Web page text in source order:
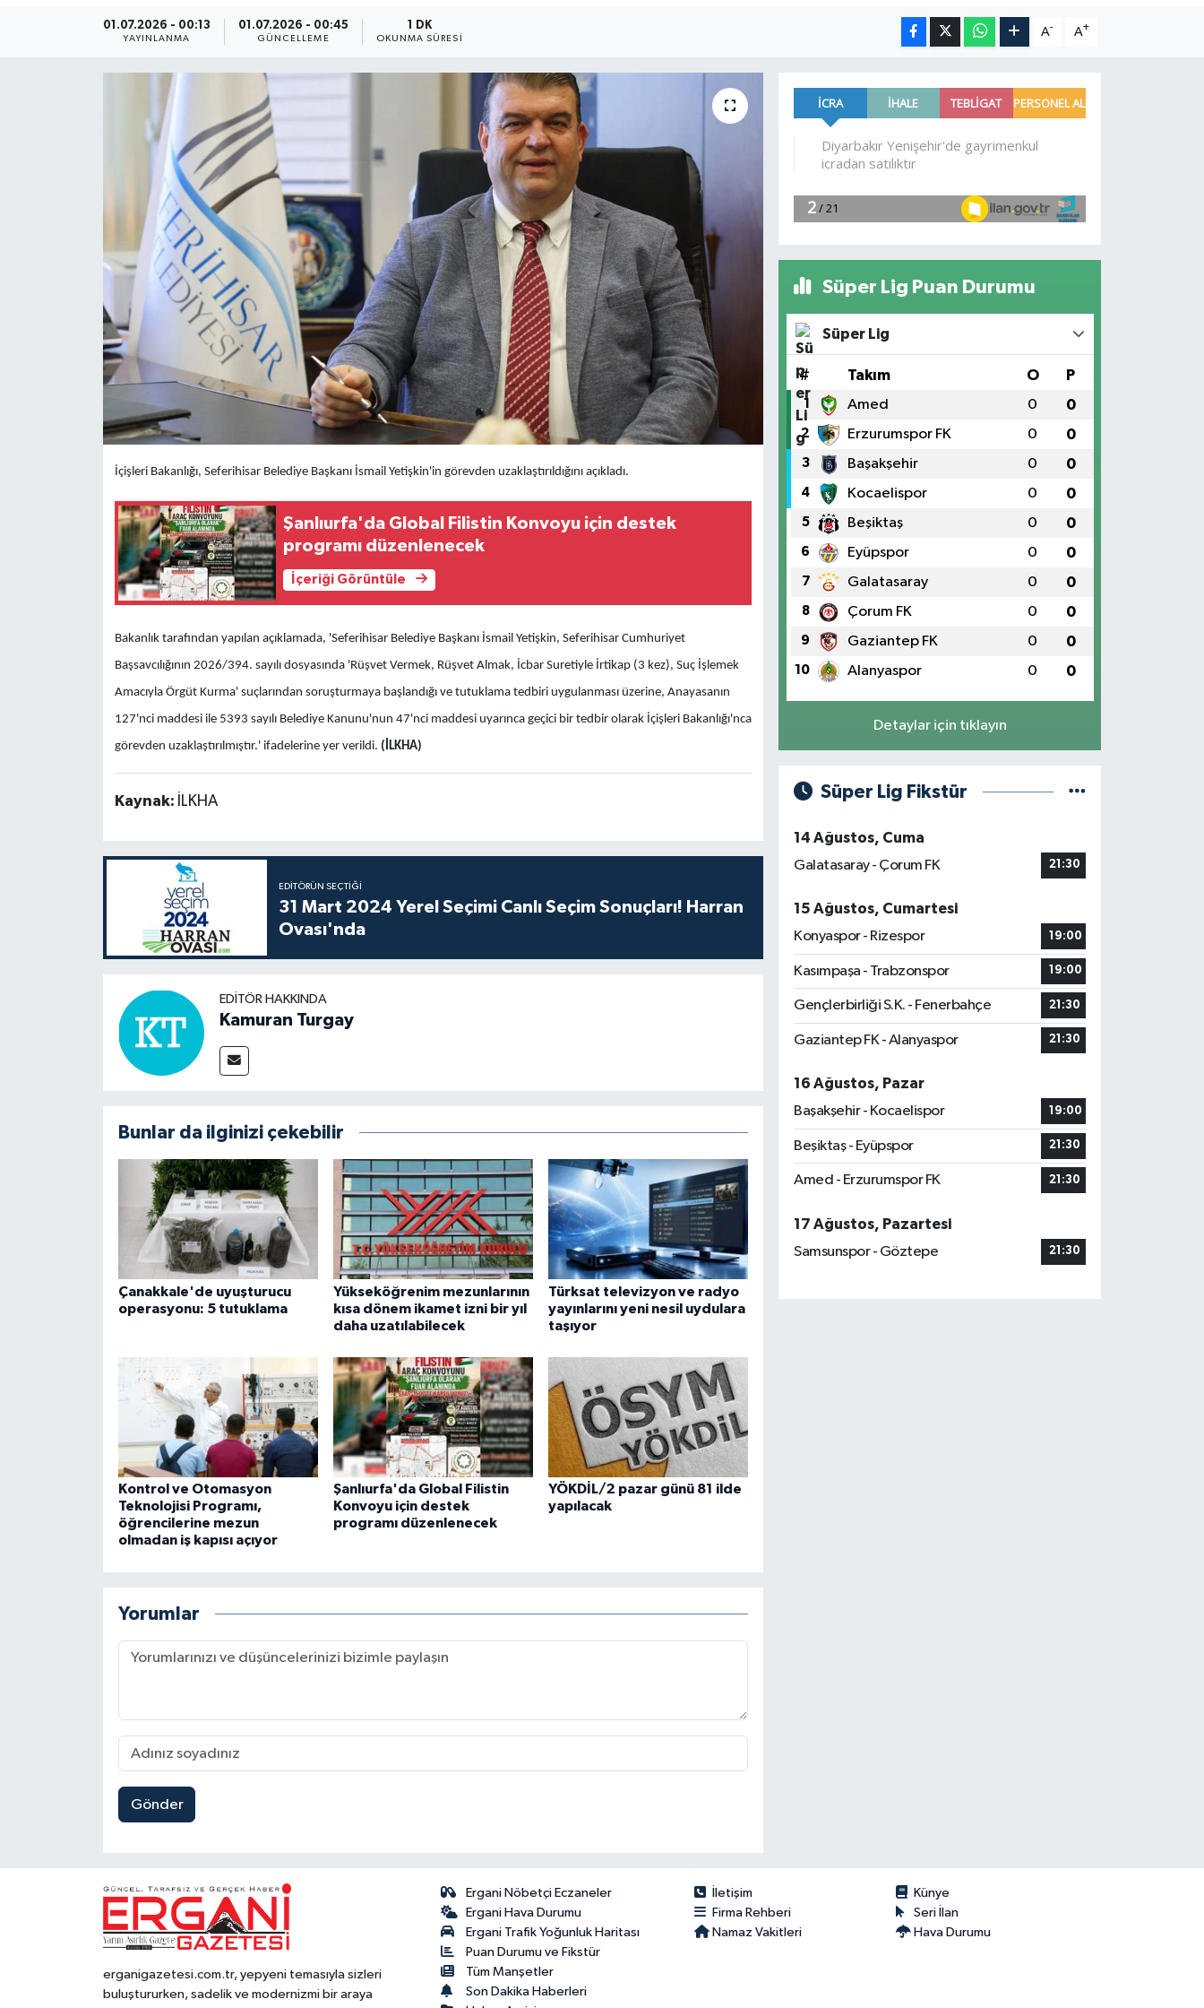
01.07.2026 - 00:13
YAYINLANMA
01.07.2026 - 00:45
GÜNCELLEME
1 DK
OKUNMA SÜRESI
A- A+
İçişleri Bakanlığı, Seferihisar Belediye Başkanı İsmail Yetişkin'in görevden uzaklaştırıldığını açıkladı.
Şanlıurfa'da Global Filistin Konvoyu için destek
programı düzenlenecek
İçeriği Görüntüle
Bakanlık tarafından yapılan açıklamada, 'Seferihisar Belediye Başkanı İsmail Yetişkin, Seferihisar Cumhuriyet
Başsavcılığının 2026/394. sayılı dosyasında 'Rüşvet Vermek, Rüşvet Almak, İcbar Suretiyle İrtikap (3 kez), Suç İşlemek
Amacıyla Örgüt Kurma' suçlarından soruşturmaya başlandığı ve tutuklama tedbiri uygulanması üzerine, Anayasanın
127'nci maddesi ile 5393 sayılı Belediye Kanunu'nun 47'nci maddesi uyarınca geçici bir tedbir olarak İçişleri Bakanlığı'nca
görevden uzaklaştırılmıştır.' ifadelerine yer verildi. (İLKHA)
Kaynak: İLKHA
EDITÖRÜN SEÇTIĞI
31 Mart 2024 Yerel Seçimi Canlı Seçim Sonuçları! Harran
Ovası'nda
EDITÖR HAKKINDA
Kamuran Turgay
Bunlar da ilginizi çekebilir
Çanakkale'de uyuşturucu
operasyonu: 5 tutuklama
Yükseköğrenim mezunlarının
kısa dönem ikamet izni bir yıl
daha uzatılabilecek
Türksat televizyon ve radyo
yayınlarını yeni nesil uydulara
taşıyor
Kontrol ve Otomasyon
Teknolojisi Programı,
öğrencilerine mezun
olmadan iş kapısı açıyor
Şanlıurfa'da Global Filistin
Konvoyu için destek
programı düzenlenecek
YÖKDİL/2 pazar günü 81 ilde
yapılacak
Yorumlar
Gönder
Süper Lig Puan Durumu
Süper Lig
# Takım O P
1 Amed 0 0
2 Erzurumspor FK 0 0
3 Başakşehir 0 0
4 Kocaelispor 0 0
5 Beşiktaş 0 0
6 Eyüpspor 0 0
7 Galatasaray 0 0
8 Çorum FK 0 0
9 Gaziantep FK 0 0
10 Alanyaspor 0 0
Detaylar için tıklayın
Süper Lig Fikstür
14 Ağustos, Cuma
Galatasaray - Çorum FK
21:30
15 Ağustos, Cumartesi
Konyaspor - Rizespor
19:00
Kasımpaşa - Trabzonspor 19:00
Gençlerbirliği S.K. - Fenerbahçe 21:30
Gaziantep FK - Alanyaspor 21:30
16 Ağustos, Pazar
Başakşehir - Kocaelispor
19:00
Beşiktaş - Eyüpspor 21:30
Amed - Erzurumspor FK 21:30
17 Ağustos, Pazartesi
Samsunspor - Göztepe
21:30
erganigazetesi.com.tr, yepyeni temasıyla sizleri
buluştururken, sadelik ve modernizmi bir araya
Ergani Nöbetçi Eczaneler
Ergani Hava Durumu
Ergani Trafik Yoğunluk Haritası
Puan Durumu ve Fikstür
Tüm Manşetler
Son Dakika Haberleri
İletişim
Künye
Firma Rehberi
Seri İlan
Namaz Vakitleri
Hava Durumu
Bi̇li̇m & Teknoloji̇